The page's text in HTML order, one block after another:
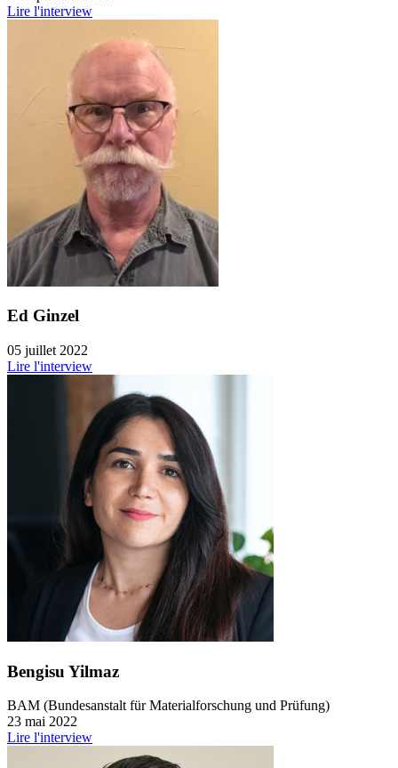
Lire l'interview
Ed Ginzel
05 juillet 2022
Lire l'interview
Bengisu Yilmaz
BAM (Bundesanstalt für Materialforschung und Prüfung)
23 mai 2022
Lire l'interview